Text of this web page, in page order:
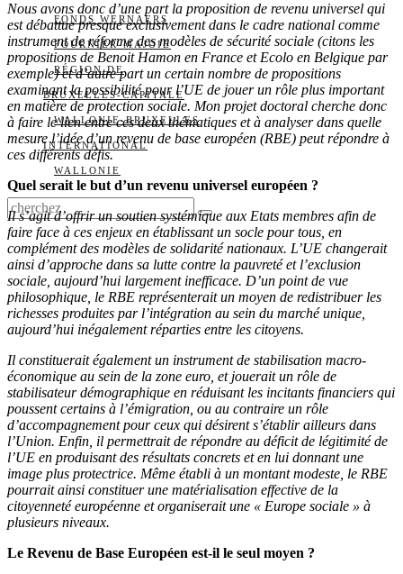
FONDS WERNAERS
FOURNIER-MAJOIE
RÉGION DE
BRUXELLES-CAPITALE
WALLONIE-BRUXELLES
INTERNATIONAL
WALLONIE
Nous avons donc d’une part la proposition de revenu universel qui
est débattue presque exclusivement dans le cadre national comme
instrument de réforme des modèles de sécurité sociale (citons les
propositions de Benoit Hamon en France et Ecolo en Belgique par
exemple) et d’autre part un certain nombre de propositions
examinant la possibilité pour l’UE de jouer un rôle plus important
en matière de protection sociale. Mon projet doctoral cherche donc
à faire le lien entre ces deux thématiques et à analyser dans quelle
mesure l’idée d’un revenu de base européen (RBE) peut répondre à
ces différents défis.
Quel serait le but d’un revenu universel européen ?
Il s’agit d’offrir un soutien systémique aux Etats membres afin de
faire face à ces enjeux en établissant un socle pour tous, en
complément des modèles de solidarité nationaux. L’UE changerait
ainsi d’approche dans sa lutte contre la pauvreté et l’exclusion
sociale, aujourd’hui largement inefficace. D’un point de vue
philosophique, le RBE représenterait un moyen de redistribuer les
richesses produites par l’intégration au sein du marché unique,
aujourd’hui inégalement réparties entre les citoyens.
Il constituerait également un instrument de stabilisation macro-
économique au sein de la zone euro, et jouerait un rôle de
stabilisateur démographique en réduisant les incitants financiers qui
poussent certains à l’émigration, ou au contraire un rôle
d’accompagnement pour ceux qui désirent s’établir ailleurs dans
l’Union. Enfin, il permettrait de répondre au déficit de légitimité de
l’UE en produisant des résultats concrets et en lui donnant une
image plus protectrice. Même établi à un montant modeste, le RBE
pourrait ainsi constituer une matérialisation effective de la
citoyenneté européenne et organiserait une « Europe sociale » à
plusieurs niveaux.
Le Revenu de Base Européen est-il le seul moyen ?